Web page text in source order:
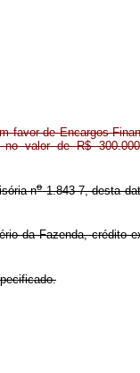
favor de Encargos
no valor de R$
no1.843-7, desta
da Fazenda, crédito